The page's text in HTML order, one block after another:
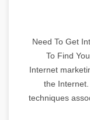
Need To Get
To Find
Internet
the
techniques